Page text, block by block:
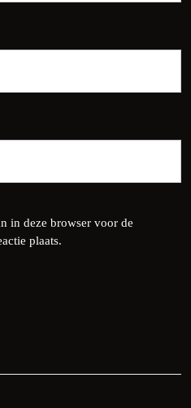
in deze browser voor de
plaats.